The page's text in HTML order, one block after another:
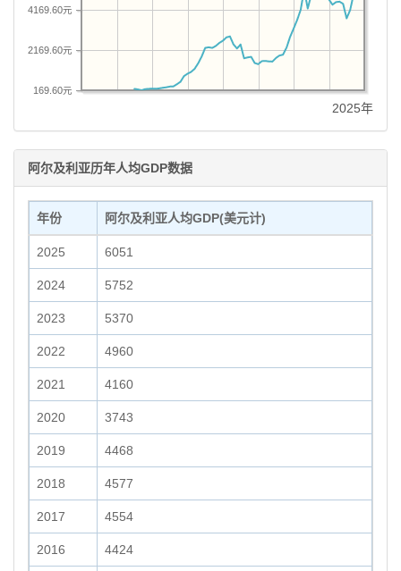
169.60元
2169.60元
4169.60元
2025年
阿尔及利亚历年人均GDP数据
年份 阿尔及利亚人均GDP(美元计)
2025 6051
2024 5752
2023 5370
2022 4960
2021 4160
2020 3743
2019 4468
2018 4577
2017 4554
2016 4424